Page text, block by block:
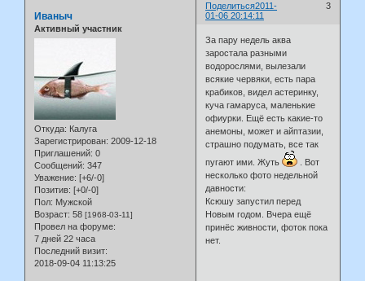
Поделиться 3
2011-
01-06 20:14:11
Иваныч
Активный участник
Откуда: Калуга
Зарегистрирован: 2009-12-18
Приглашений: 0
Сообщений: 347
Уважение: [+6/-0]
Позитив: [+0/-0]
Пол: Мужской
Возраст: 58 [1968-03-11]
Провел на форуме:
7 дней 22 часа
Последний визит:
2018-09-04 11:13:25
За пару недель аква
заростала разными
водорослями, вылезали
всякие червяки, есть пара
крабиков, видел астеринку,
куча гамаруса, маленькие
офиурки. Ещё есть какие-то
анемоны, может и айптазии,
страшно подумать, все так
пугают ими. Жуть
. Вот
несколько фото недельной
давности:
Ксюшу запустил перед
Новым годом. Вчера ещё
принёс живности, фоток пока
нет.